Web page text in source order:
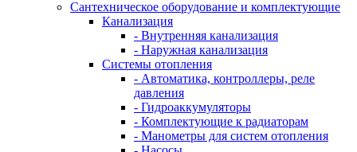
Сантехническое оборудование и комплектующие
Канализация
- Внутренняя канализация
- Наружная канализация
Системы отопления
- Автоматика, контроллеры, реле
давления
- Гидроаккумуляторы
- Комплектующие к радиаторам
- Манометры для систем отопления